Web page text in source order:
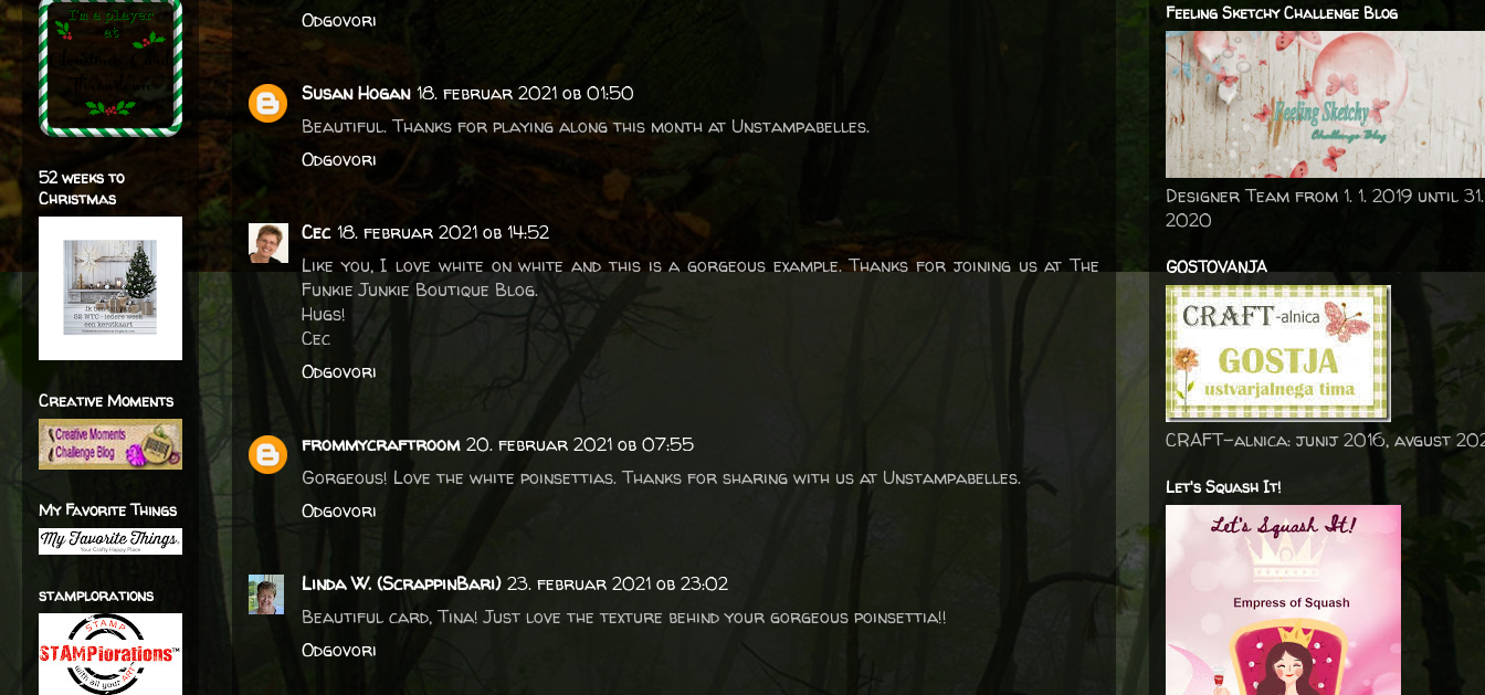
Odgovori
Susan Hogan 18. februar 2021 ob 01:50
Beautiful. Thanks for playing along this month at Unstampabelles.
Odgovori
Cec 18. februar 2021 ob 14:52
Like you, I love white on white and this is a gorgeous example. Thanks for joining us at The
Funkie Junkie Boutique Blog.
Hugs!
Cec
Odgovori
frommycraftroom 20. februar 2021 ob 07:55
Gorgeous! Love the white poinsettias. Thanks for sharing with us at Unstampabelles.
Odgovori
Linda W. (ScrappinBari) 23. februar 2021 ob 23:02
Beautiful card, Tina! Just love the texture behind your gorgeous poinsettia!!
Odgovori
52 weeks to
Christmas
Creative Moments
My Favorite Things
stamplorations
Feeling Sketchy Challenge Blog
Designer Team from 1. 1. 2019 until
2020
GOSTOVANJA
CRAFT-alnica: junij 2016, avgust
Let's Squash It!